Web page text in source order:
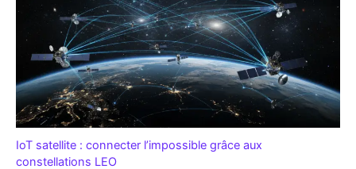
IoT satellite : connecter l’impossible grâce aux
constellations LEO